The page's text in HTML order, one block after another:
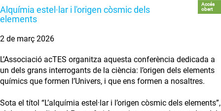
Alquímia estel·lar i l'origen còsmic dels
elements
Accés
obert
2 de març 2026
L’Associació acTES organitza aquesta conferència dedicada a
un dels grans interrogants de la ciència: l’origen dels elements
químics que formen l’Univers, i que ens formen a nosaltres.
Sota el títol “L’alquímia estel·lar i l’origen còsmic dels elements”,